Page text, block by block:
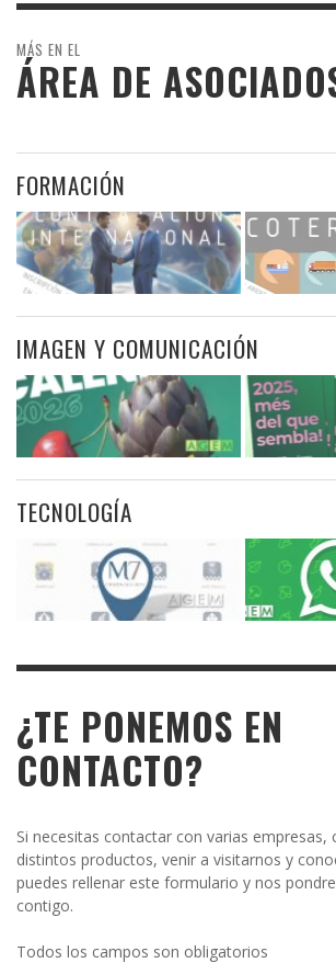
MÁS EN EL
ÁREA DE
FORMACIÓN
IMAGEN Y COMUNICACIÓN
TECNOLOGÍA
¿TE PONEMOS EN
CONTACTO?
Si necesitas contactar con varias
distintos productos, venir a visitarnos y
puedes rellenar este formulario y nos
contigo.
Todos los campos son obligatorios